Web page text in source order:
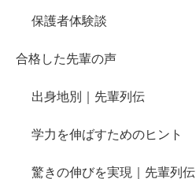
保護者体験談
合格した先輩の声
出身地別｜先輩列伝
学力を伸ばすためのヒント
驚きの伸びを実現｜先輩列伝